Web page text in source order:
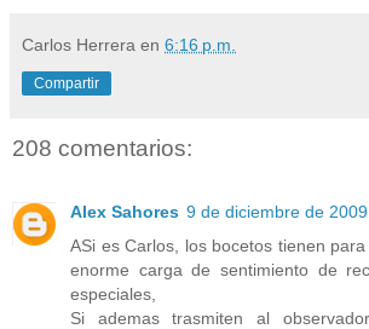
Carlos Herrera en 6:16 p.m.
Compartir
208 comentarios:
Alex Sahores 9 de diciembre de 2009
ASi es Carlos, los bocetos tienen
enorme carga de sentimiento de
especiales,
Si ademas trasmiten al